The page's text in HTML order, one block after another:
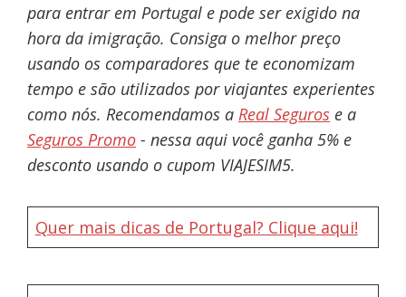
para entrar em Portugal e pode ser exigido na
hora da imigração. Consiga o melhor preço
usando os comparadores que te economizam
tempo e são utilizados por viajantes experientes
como nós. Recomendamos a Real Segurose a
Seguros Promo- nessa aqui você ganha 5% e
desconto usando o cupom VIAJESIM5.
Quer mais dicas de Portugal? Clique aqui!